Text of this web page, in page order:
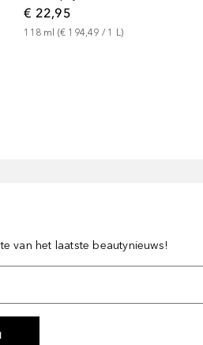
€ 22,95
118 ml (€ 194,49 / 1 L)
van het laatste beautynieuws!